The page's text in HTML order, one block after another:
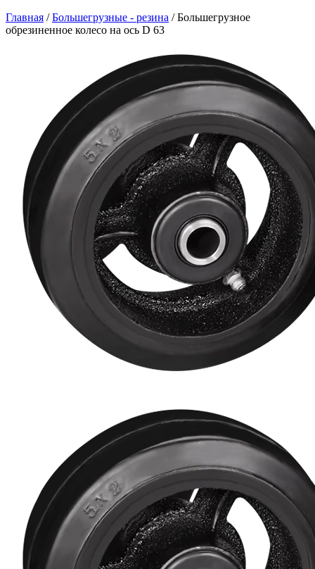
Главная /Большегрузные - резина /Большегрузное
обрезиненное колесо на ось D 63